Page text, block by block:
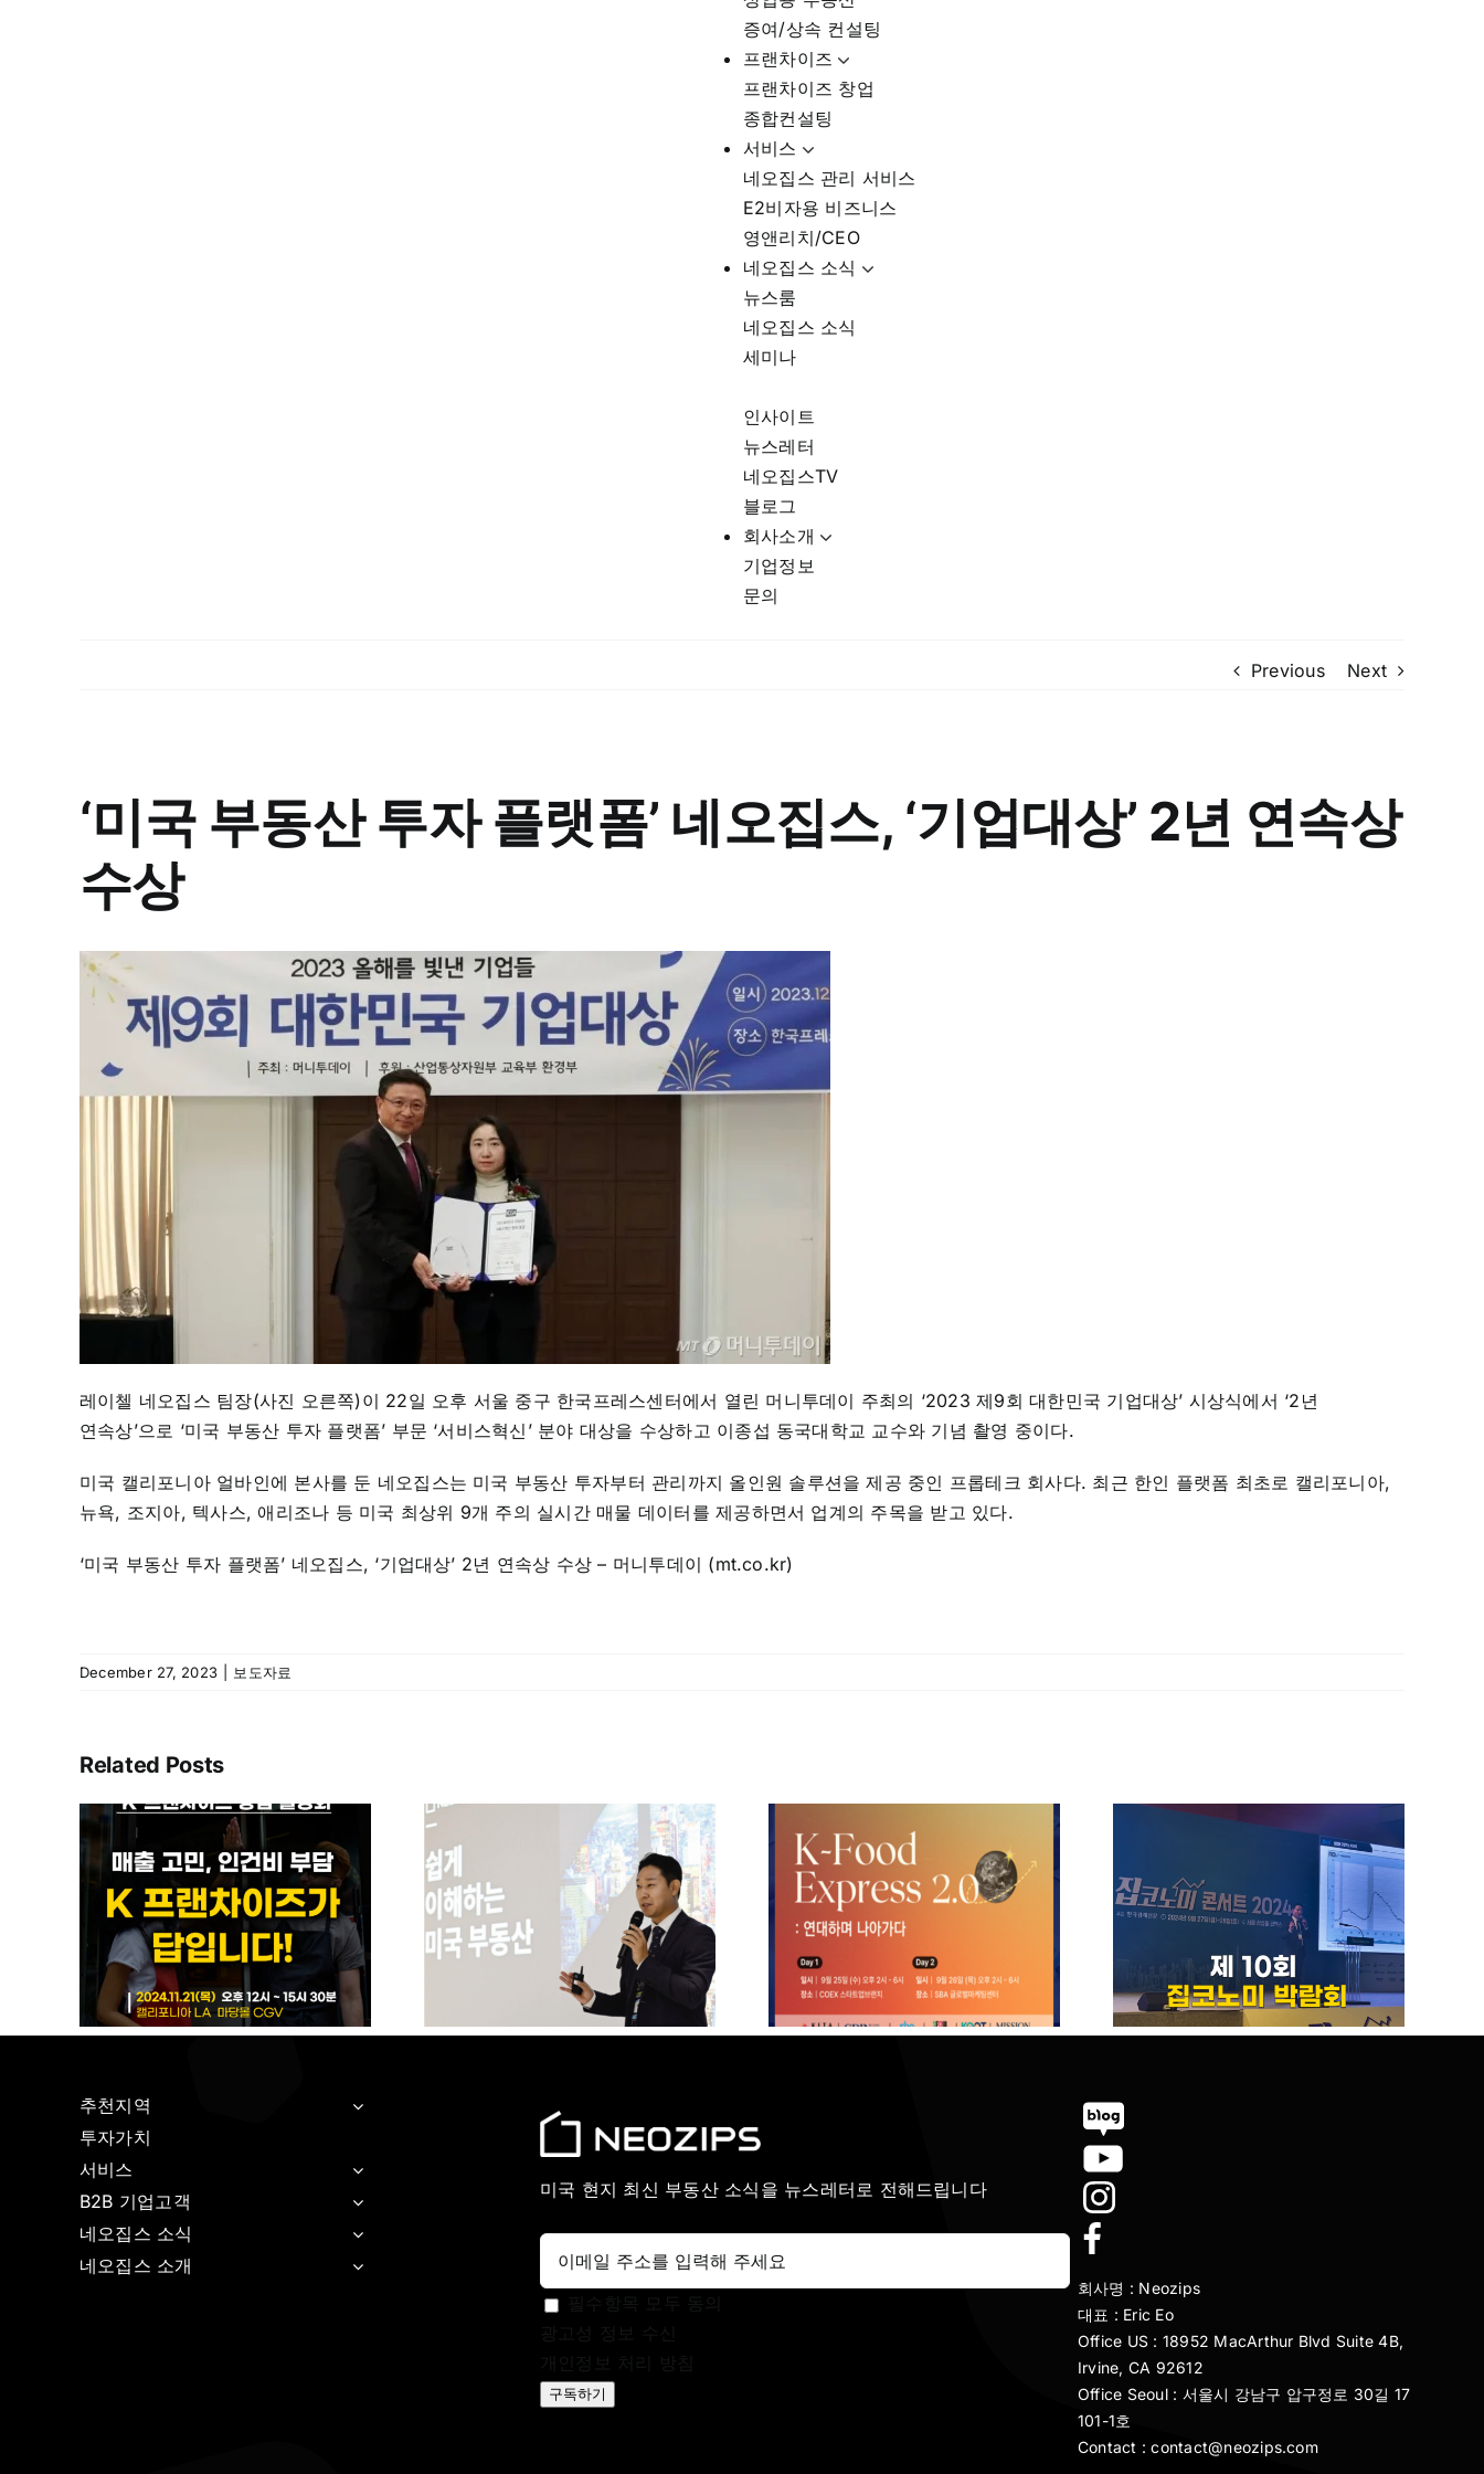
증여/상속 컨설팅
프랜차이즈
프랜차이즈 창업
종합컨설팅
서비스
네오집스 관리 서비스
E2비자용 비즈니스
영앤리치/CEO
네오집스 소식
뉴스룸
네오집스 소식
세미나
인사이트
뉴스레터
네오집스TV
블로그
회사소개
기업정보
문의
Previous Next
Larger
Image
‘미국 부동산 투자 플랫폼’ 네오집스, ‘기업대상’ 2년 연속상
수상
레이첼 네오집스 팀장(사진 오른쪽)이 22일 오후 서울 중구 한국프레스센터에서 열린 머니투데이 주최의 ‘2023 제9회 대한민국 기업대상’ 시상식에서 ‘2년
연속상’으로 ‘미국 부동산 투자 플랫폼’ 부문 ‘서비스혁신’ 분야 대상을 수상하고 이종섭 동국대학교 교수와 기념 촬영 중이다.
미국 캘리포니아 얼바인에 본사를 둔 네오집스는 미국 부동산 투자부터 관리까지 올인원 솔루션을 제공 중인 프롭테크 회사다. 최근 한인 플랫폼 최초로 캘리포니아,
뉴욕, 조지아, 텍사스, 애리조나 등 미국 최상위 9개 주의 실시간 매물 데이터를 제공하면서 업계의 주목을 받고 있다.
‘미국 부동산 투자 플랫폼’ 네오집스, ‘기업대상’ 2년 연속상 수상 – 머니투데이 (mt.co.kr)
December 27, 2023 보도자료
Related Posts
미국 부동산 투자도
결국 학군 좋은 곳
네오집스, ‘K-푸드
글로벌 진출 전략
포럼’서 美 진출
노하우 공유
美주식으로 이동한
투자자, 부동산에도
관심 보일 것
추천지역
투자가치
서비스
B2B 기업고객
네오집스 소식
네오집스 소개
미국 현지 최신 부동산 소식을 뉴스레터로 전해드립니다
구독하기
회사명 : Neozips
대표 : Eric Eo
Office US : 18952 MacArthur Blvd Suite 4B,
Irvine, CA 92612
Office Seoul : 서울시 강남구 압구정로 30길 17
101-1호
Contact : contact@neozips.com